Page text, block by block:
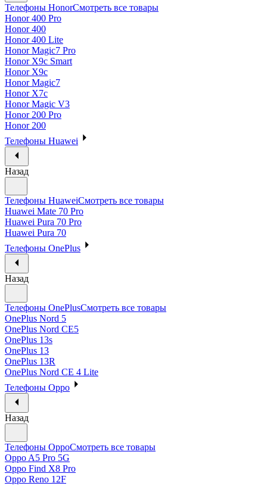
Телефоны HonorСмотреть все товары
Honor 400 Pro
Honor 400
Honor 400 Lite
Honor Magic7 Pro
Honor X9c Smart
Honor X9c
Honor Magic7
Honor X7c
Honor Magic V3
Honor 200 Pro
Honor 200
Телефоны Huawei
Назад
Телефоны HuaweiСмотреть все товары
Huawei Mate 70 Pro
Huawei Pura 70 Pro
Huawei Pura 70
Телефоны OnePlus
Назад
Телефоны OnePlusСмотреть все товары
OnePlus Nord 5
OnePlus Nord CE5
OnePlus 13s
OnePlus 13
OnePlus 13R
OnePlus Nord CE 4 Lite
Телефоны Oppo
Назад
Телефоны OppoСмотреть все товары
Oppo A5 Pro 5G
Oppo Find X8 Pro
Oppo Reno 12F